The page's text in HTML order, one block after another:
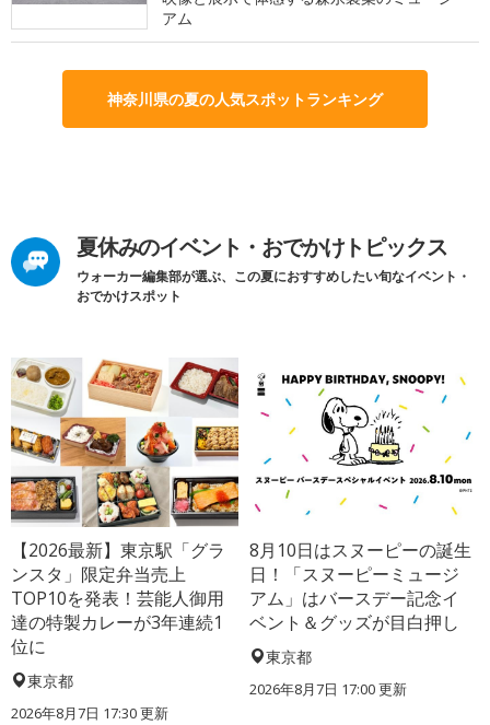
アム
神奈川県の夏の人気スポットランキング
夏休みのイベント・おでかけトピックス
ウォーカー編集部が選ぶ、この夏におすすめしたい旬なイベント・
おでかけスポット
【2026最新】東京駅「グラ
ンスタ」限定弁当売上
TOP10を発表！芸能人御用
達の特製カレーが3年連続1
位に
東京都
2026年8月7日 17:30更新
8月10日はスヌーピーの誕生
日！「スヌーピーミュージ
アム」はバースデー記念イ
ベント＆グッズが目白押し
東京都
2026年8月7日 17:00更新